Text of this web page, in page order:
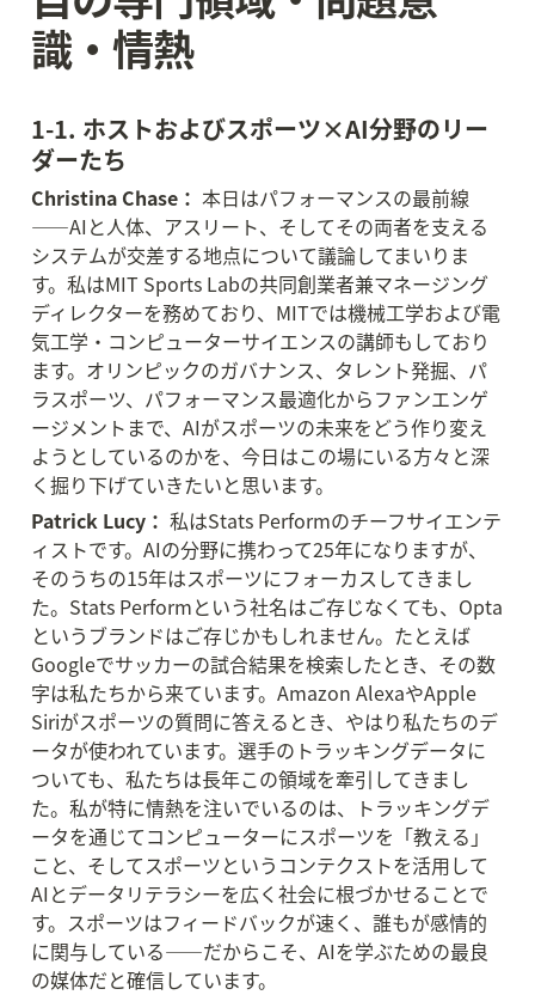
識・情熱
1-1. ホストおよびスポーツ×AI分野のリー
ダーたち
Christina Chase： 本日はパフォーマンスの最前線
——AIと人体、アスリート、そしてその両者を支える
システムが交差する地点について議論してまいりま
す。私はMIT Sports Labの共同創業者兼マネージング
ディレクターを務めており、MITでは機械工学および電
気工学・コンピューターサイエンスの講師もしており
ます。オリンピックのガバナンス、タレント発掘、パ
ラスポーツ、パフォーマンス最適化からファンエンゲ
ージメントまで、AIがスポーツの未来をどう作り変え
ようとしているのかを、今日はこの場にいる方々と深
く掘り下げていきたいと思います。
Patrick Lucy： 私はStats Performのチーフサイエンテ
ィストです。AIの分野に携わって25年になりますが、
そのうちの15年はスポーツにフォーカスしてきまし
た。Stats Performという社名はご存じなくても、Opta
というブランドはご存じかもしれません。たとえば
Googleでサッカーの試合結果を検索したとき、その数
字は私たちから来ています。Amazon AlexaやApple
Siriがスポーツの質問に答えるとき、やはり私たちのデ
ータが使われています。選手のトラッキングデータに
ついても、私たちは長年この領域を牽引してきまし
た。私が特に情熱を注いでいるのは、トラッキングデ
ータを通じてコンピューターにスポーツを「教える」
こと、そしてスポーツというコンテクストを活用して
AIとデータリテラシーを広く社会に根づかせることで
す。スポーツはフィードバックが速く、誰もが感情的
に関与している——だからこそ、AIを学ぶための最良
の媒体だと確信しています。